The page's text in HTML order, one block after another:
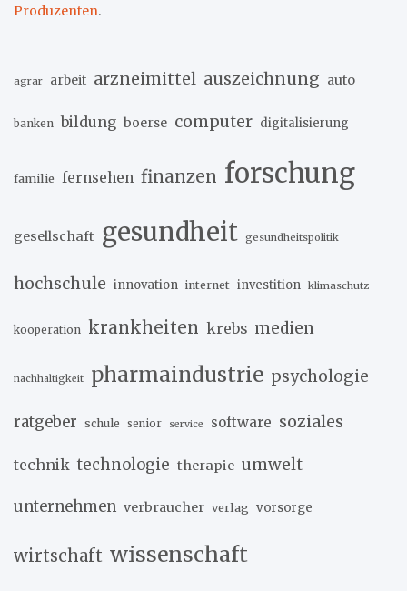
Produzenten.
agrar arbeit arzneimittel auszeichnung auto
banken bildung boerse computer digitalisierung
familie fernsehen finanzen forschung
gesellschaft gesundheit gesundheitspolitik
hochschule innovation internet investition klimaschutz
kooperation krankheiten krebs medien
nachhaltigkeit pharmaindustrie psychologie
ratgeber schule senior service software soziales
technik technologie therapie umwelt
unternehmen verbraucher verlag vorsorge
wirtschaft wissenschaft